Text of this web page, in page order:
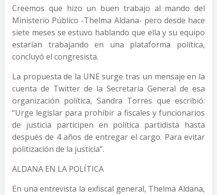
Creemos que hizo un buen trabajo al mando del
Ministerio Público -Thelma Aldana- pero desde hace
siete meses se estuvo hablando que ella y su equipo
estarían trabajando en una plataforma política,
concluyó el congresista.
La propuesta de la UNE surge tras un mensaje en la
cuenta de Twitter de la Secretaria General de esa
organización política, Sandra Torres que escribió:
“Urge legislar para prohibir a fiscales y funcionarios
de justicia participen en política partidista hasta
después de 4 años de entregar el cargo. Para evitar
politización de la justicia”.
ALDANA EN LA POLÍTICA
En una entrevista la exfiscal general, Thelma Aldana,